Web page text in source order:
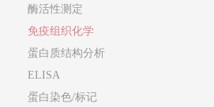
酶活性测定
免疫组织化学
蛋白质结构分析
ELISA
蛋白染色/标记